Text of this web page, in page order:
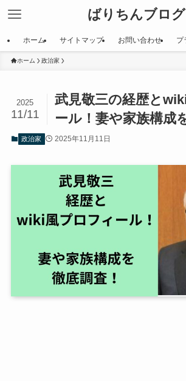
ばりちんブログ
ホーム サイトマップ お問い合わせ プ
ホーム 政治家
武見敬三の経歴と
ール！妻や家族構成
2025
11/11
政治家 2025年11月11日